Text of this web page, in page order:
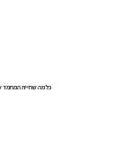
כל מה שחיית המחמד